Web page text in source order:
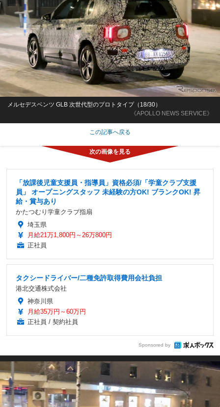
《APOLLO NEWS SERVICE》
メルセデスベンツ GLB 次世代型のプロトタイプ（18/30）
この記事へ戻る
「放課後児童支援員・指導員」資格必須/「学童クラブ支援
員」 オープニングスタッフ 未経験の方OK! ブランクOK! 昇
給・賞与あり
かたつむり学童クラブ指扇
埼玉県
月給21万1,800円～26万800円
正社員
タクシードライバー/二種免許取得費用会社負担
港北交通株式会社
神奈川県
月給35万円～60万円
正社員 / 契約社員
Sponsored by